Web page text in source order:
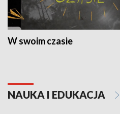
W swoim czasie
NAUKA I EDUKACJA